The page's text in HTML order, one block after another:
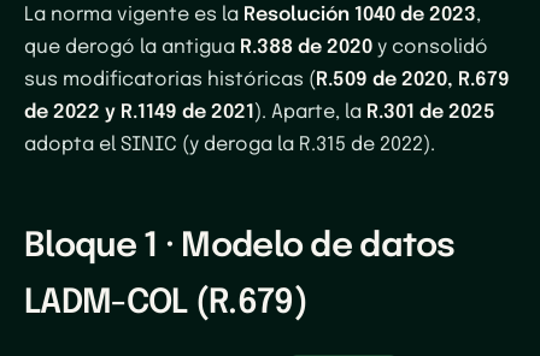
La norma vigente es la Resolución 1040 de 2023,
que derogó la antigua R.388 de 2020 y consolidó
sus modificatorias históricas ( R.509 de 2020, R.679
de 2022 y R.1149 de 2021 ). Aparte, la R.301 de 2025
adopta el SINIC (y deroga la R.315 de 2022).
Bloque 1 · Modelo de datos
LADM-COL (R.679)